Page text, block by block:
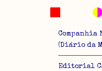
Tipo investigação
(Diário da
Editorial